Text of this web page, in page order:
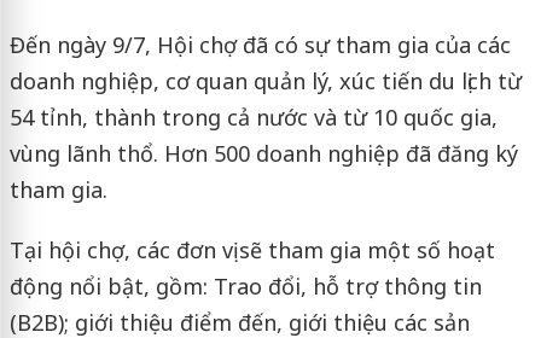
Đến ngày 9/7, Hội chợ đã có sự tham gia của các
doanh nghiệp, cơ quan quản lý, xúc tiến du lịch từ
54 tỉnh, thành trong cả nước và từ 10 quốc gia,
vùng lãnh thổ. Hơn 500 doanh nghiệp đã đăng ký
tham gia.
Tại hội chợ, các đơn vị sẽ tham gia một số hoạt
động nổi bật, gồm: Trao đổi, hỗ trợ thông tin
(B2B); giới thiệu điểm đến, giới thiệu các sản